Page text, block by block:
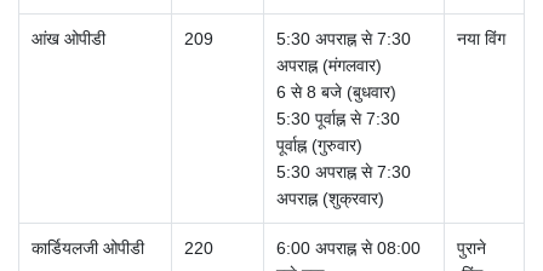
आंख ओपीडी 209
5:30 अपराह्न से 7:30
अपराह्न (मंगलवार)
6 से 8 बजे (बुधवार)
5:30 पूर्वाह्न से 7:30
पूर्वाह्न (गुरुवार)
5:30 अपराह्न से 7:30
अपराह्न (शुक्रवार)
नया विंग
कार्डियलजी ओपीडी 220
6:00 अपराह्न से 08:00
पुराने